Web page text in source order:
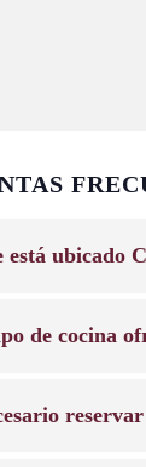
está ubicado
de cocina
reservar